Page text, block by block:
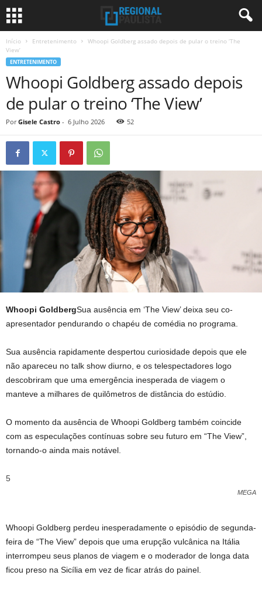
Início Entretenimento
Whoopi Goldberg assado depois de pular o treino ‘The
View’
ENTRETENIMENTO
Whoopi Goldberg assado depois
de pular o treino ‘The View’
Por Gisele Castro - 6 Julho 2026 52
Whoopi GoldbergSua ausência em ‘The View’ deixa seu co-
apresentador pendurando o chapéu de comédia no programa.
Sua ausência rapidamente despertou curiosidade depois que ele
não apareceu no talk show diurno, e os telespectadores logo
descobriram que uma emergência inesperada de viagem o
manteve a milhares de quilômetros de distância do estúdio.
O momento da ausência de Whoopi Goldberg também coincide
com as especulações contínuas sobre seu futuro em “The View”,
tornando-o ainda mais notável.
5
MEGA
Whoopi Goldberg perdeu inesperadamente o episódio de segunda-
feira de “The View” depois que uma erupção vulcânica na Itália
interrompeu seus planos de viagem e o moderador de longa data
ficou preso na Sicília em vez de ficar atrás do painel.